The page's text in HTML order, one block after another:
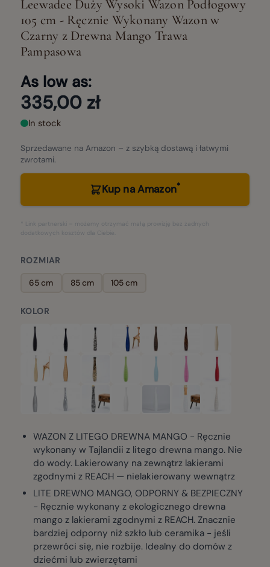
Leewadee Duży Wysoki Wazon Podłogowy
105 cm - Ręcznie Wykonany Wazon w
Czarny z Drewna Mango Trawa
Pampasowa
As low as:
335,00 zł
In stock
Sprzedawane na Amazon – z szybką dostawą i łatwymi
zwrotami.
Kup na Amazon*
* Link partnerski – możemy otrzymać małą prowizję bez żadnych
dodatkowych kosztów dla Ciebie.
ROZMIAR
65 cm 85 cm 105 cm
KOLOR
WAZON Z LITEGO DREWNA MANGO - Ręcznie
wykonany w Tajlandii z litego drewna mango. Nie
do wody. Lakierowany na zewnątrz lakierami
zgodnymi z REACH — nielakierowany wewnątrz
LITE DREWNO MANGO, ODPORNY & BEZPIECZNY
- Ręcznie wykonany z ekologicznego drewna
mango z lakierami zgodnymi z REACH. Znacznie
bardziej odporny niż szkło lub ceramika - jeśli
przewróci się, nie rozbije. Idealny do domów z
dziećmi lub zwierzętami